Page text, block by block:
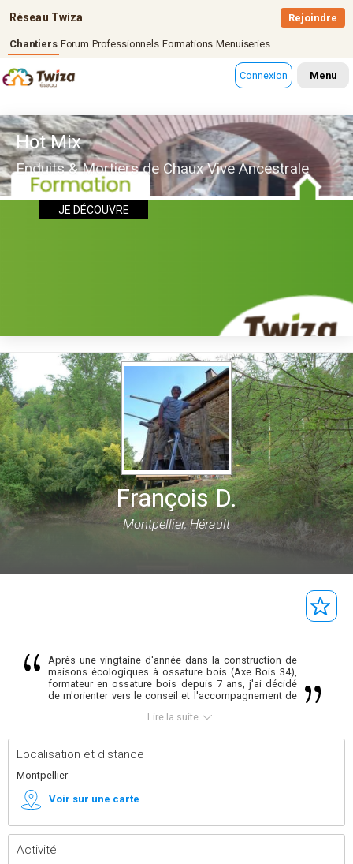
Réseau Twiza
Chantiers Forum Professionnels Formations Menuiseries
Rejoindre
Connexion Menu
Hot Mix
Enduits & Mortiers de Chaux Vive Ancestrale
JE DÉCOUVRE
François D.
Montpellier, Hérault
Après une vingtaine d'année dans la construction de
maisons écologiques à ossature bois (Axe Bois 34),
formateur en ossature bois depuis 7 ans, j'ai décidé
de m'orienter vers le conseil et l'accompagnement de
Je mets en œuvre des solutions d'habitats sains et
De la maison au petit agrandissement, mais également
Tinyhouse et Zome Je suis intéressé pour
Mise en œuvre de laine de bois, métisse, ouate de
Lire la suite
Localisation et distance
Montpellier
Voir sur une carte
Activité